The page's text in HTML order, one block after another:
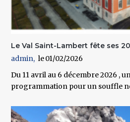
Le Val Saint-Lambert fête ses
admin
01/02/2026
Du 11 avril au 6 décembre 2026 ,
programmation pour un souffle